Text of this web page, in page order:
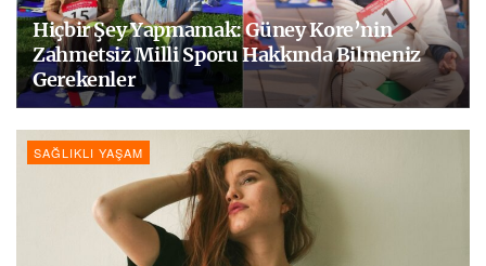
Hiçbir Şey Yapmamak: Güney Kore’nin
Zahmetsiz Milli Sporu Hakkında Bilmeniz
Gerekenler
SAĞLIKLI YAŞAM